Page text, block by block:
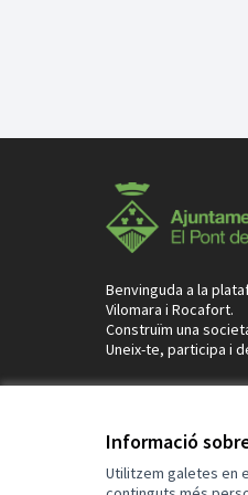
Informació
Utilitzem galetes en
Benvinguda a la
Vilomara i Rocafort.
Construïm una
Uneix-te, participa i
Termes i condicions